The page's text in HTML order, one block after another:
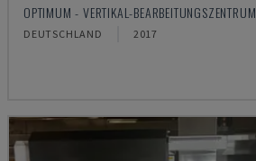
OPTIMUM - VERTIKAL-BEARBEITUNGSZENTRUM
DEUTSCHLAND 2017